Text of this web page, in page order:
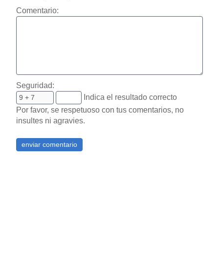
Comentario:
Seguridad:
Indica el resultado correcto
Por favor, se respetuoso con tus comentarios, no
insultes ni agravies.